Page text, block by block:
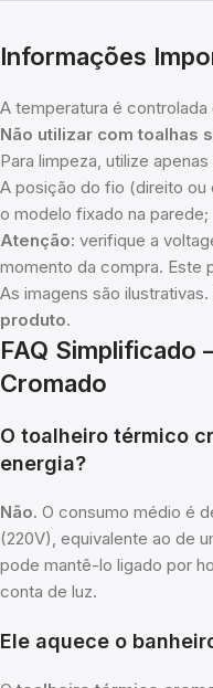
Informações
A temperatura é controlada
Não utilizar com toalhas
Para limpeza, utilize apenas
A posição do fio (direito
o modelo fixado na parede;
Atenção: verifique a
momento da compra. Este
As imagens são ilustrativas.
produto.
FAQ
Cromado
O toalheiro térmico
energia?
Não. O consumo médio é
(220V), equivalente ao de
pode mantê-lo ligado por
conta de luz.
Ele aquece o